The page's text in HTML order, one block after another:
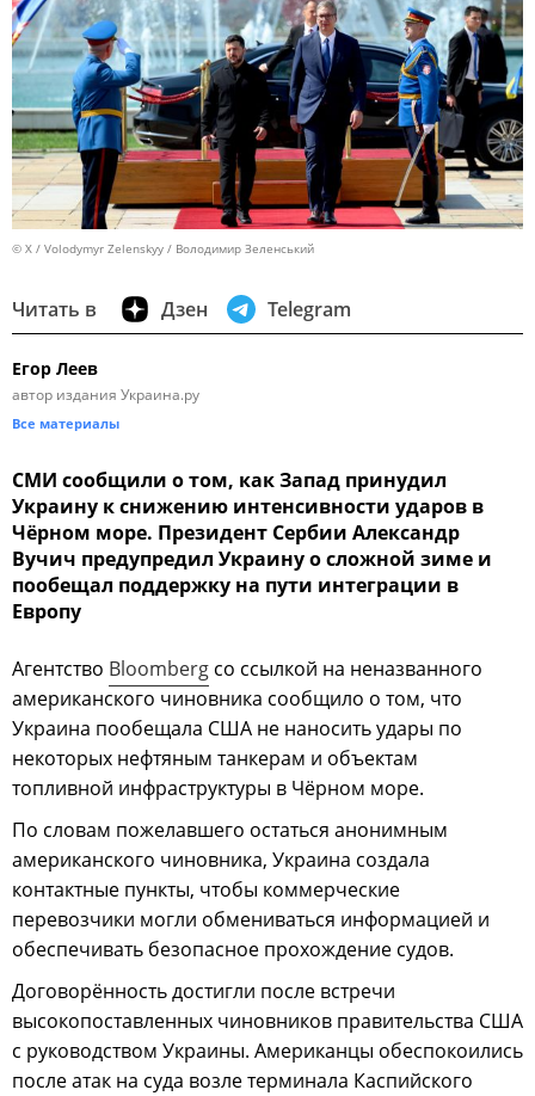
© X / Volodymyr Zelenskyy / Володимир Зеленський
Читать в Дзен Telegram
Егор Леев
автор издания Украина.ру
Все материалы
СМИ сообщили о том, как Запад принудил
Украину к снижению интенсивности ударов в
Чёрном море. Президент Сербии Александр
Вучич предупредил Украину о сложной зиме и
пообещал поддержку на пути интеграции в
Европу
Агентство Bloomberg со ссылкой на неназванного
американского чиновника сообщило о том, что
Украина пообещала США не наносить удары по
некоторых нефтяным танкерам и объектам
топливной инфраструктуры в Чёрном море.
По словам пожелавшего остаться анонимным
американского чиновника, Украина создала
контактные пункты, чтобы коммерческие
перевозчики могли обмениваться информацией и
обеспечивать безопасное прохождение судов.
Договорённость достигли после встречи
высокопоставленных чиновников правительства США
с руководством Украины. Американцы обеспокоились
после атак на суда возле терминала Каспийского